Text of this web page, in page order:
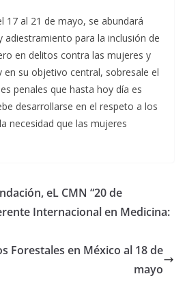
17 al 21 de mayo, se abundará
adiestramiento para la inclusión de
en delitos contra las mujeres y
en su objetivo central, sobresale el
penales que hasta hoy día es
desarrollarse en el respeto a los
necesidad que las mujeres
eL CMN “20 de
Internacional en Medicina:
Forestales en México al 18 de
mayo